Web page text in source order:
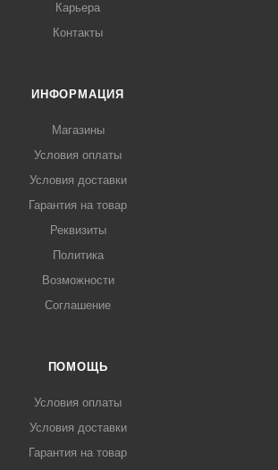
Карьера
Контакты
ИНФОРМАЦИЯ
Магазины
Условия оплаты
Условия доставки
Гарантия на товар
Реквизиты
Политика
Возможности
Соглашение
ПОМОЩЬ
Условия оплаты
Условия доставки
Гарантия на товар